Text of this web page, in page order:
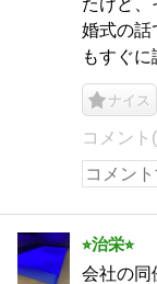
たけど、
婚式の話
もすぐに
ナイス
コメント
⭐︎治栄⭐︎
会社の同